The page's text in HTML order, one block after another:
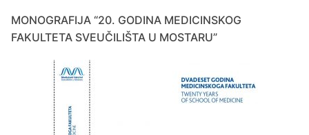
MONOGRAFIJA “20. GODINA MEDICINSKOG
FAKULTETA SVEUČILIŠTA U MOSTARU”